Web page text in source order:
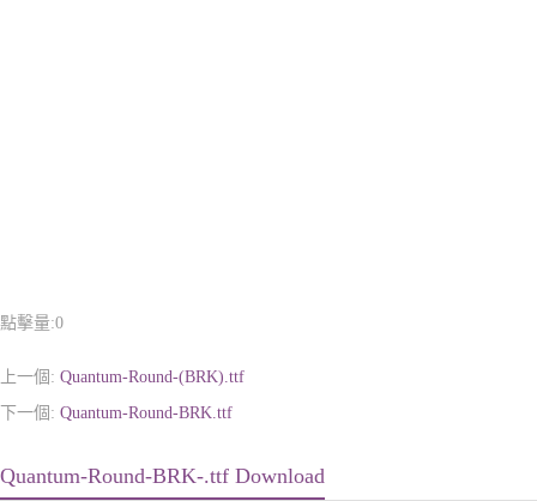
點擊量:0
上一個: Quantum-Round-(BRK).ttf
下一個: Quantum-Round-BRK.ttf
Quantum-Round-BRK-.ttf Download